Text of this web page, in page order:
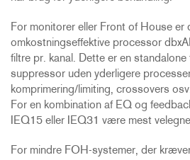
For monitorer eller Front of House er
omkostningseffektive processor
filtre pr. kanal. Dette er en
suppressor uden yderligere
komprimering/limiting, crossovers
For en kombination af EQ og
IEQ15 eller IEQ31 være mest
For mindre FOH-systemer, der